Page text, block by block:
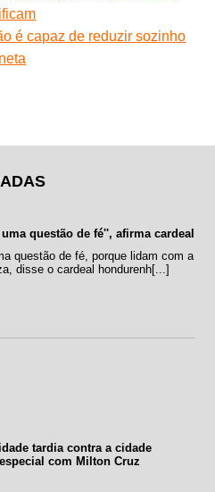
é capaz de reduzir sozinho
questão de fé'', afirma cardeal
questão de fé, porque lidam com a
disse o cardeal hondurenh[...]
tardia contra a cidade
com Milton Cruz